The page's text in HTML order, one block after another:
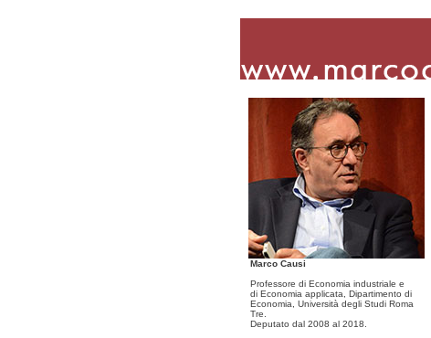
Marco Causi
Professore di Economia industriale e
di Economia applicata, Dipartimento di
Economia, Università degli Studi Roma
Tre.
Deputato dal 2008 al 2018.